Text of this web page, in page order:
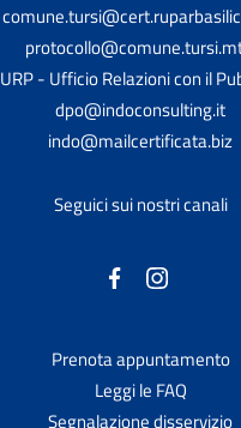
URP - Ufficio Relazioni con il
dpo@indoconsulting.it
indo@mailcertificata.biz
Seguici sui nostri canali
Prenota appuntamento
Leggi le FAQ
Segnalazione disservizio